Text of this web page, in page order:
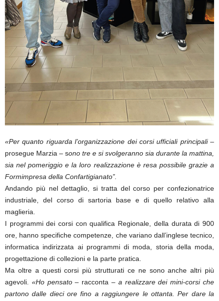
«Per quanto riguarda l’organizzazione dei corsi ufficiali principali–
prosegue Marzia – sono tre e si svolgeranno sia durante la mattina,
sia nel pomeriggio e la loro realizzazione è resa possibile grazie a
Formimpresa della Confartigianato”.
Andando più nel dettaglio, si tratta del corso per confezionatrice
industriale, del corso di sartoria base e di quello relativo alla
maglieria.
I programmi dei corsi con qualifica Regionale, della durata di 900
ore, hanno specifiche competenze, che variano dall’inglese tecnico,
informatica indirizzata ai programmi di moda, storia della moda,
progettazione di collezioni e la parte pratica.
Ma oltre a questi corsi più strutturati ce ne sono anche altri più
agevoli. «Ho pensato – racconta – a realizzare dei mini-corsi che
partono dalle dieci ore fino a raggiungere le ottanta. Per dare la